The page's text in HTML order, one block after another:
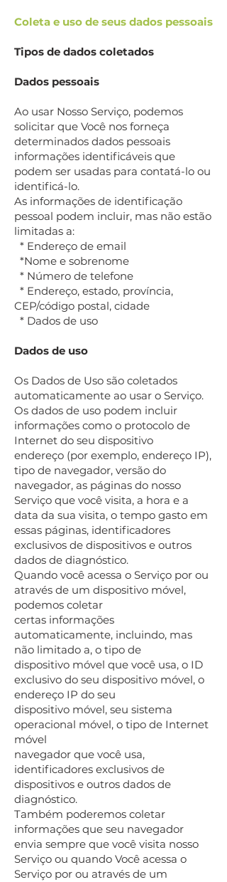
Coleta e uso de seus dados pessoais
Tipos de dados coletados
Dados pessoais
Ao usar Nosso Serviço, podemos
solicitar que Você nos forneça
determinados dados pessoais
informações identificáveis que
podem ser usadas para contatá-lo ou
identificá-lo.
As informações de identificação
pessoal podem incluir, mas não estão
limitadas a:
* Endereço de email
*Nome e sobrenome
* Número de telefone
* Endereço, estado, província,
CEP/código postal, cidade
* Dados de uso
Dados de uso
Os Dados de Uso são coletados
automaticamente ao usar o Serviço.
Os dados de uso podem incluir
informações como o protocolo de
Internet do seu dispositivo
endereço (por exemplo, endereço IP),
tipo de navegador, versão do
navegador, as páginas do nosso
Serviço que você visita, a hora e a
data da sua visita, o tempo gasto em
essas páginas, identificadores
exclusivos de dispositivos e outros
dados de diagnóstico.
Quando você acessa o Serviço por ou
através de um dispositivo móvel,
podemos coletar
certas informações
automaticamente, incluindo, mas
não limitado a, o tipo de
dispositivo móvel que você usa, o ID
exclusivo do seu dispositivo móvel, o
endereço IP do seu
dispositivo móvel, seu sistema
operacional móvel, o tipo de Internet
móvel
navegador que você usa,
identificadores exclusivos de
dispositivos e outros dados de
diagnóstico.
Também poderemos coletar
informações que seu navegador
envia sempre que você visita nosso
Serviço ou quando Você acessa o
Serviço por ou através de um